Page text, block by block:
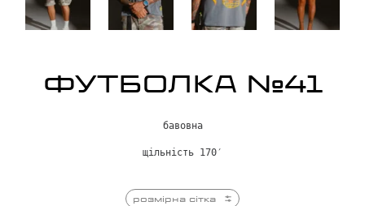
ФУТБОЛКА №41
бавовна
щільність 170′
розмірна сітка